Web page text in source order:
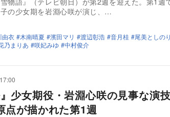
の少女期を岩淵心咲が演じ、…
由衣 木南晴夏 濱田マリ 渡辺彰浩 音月桂 尾美としのり
乃まりあ 咲妃みゆ 中村俊介
』少女期役・岩淵心咲の見事な
点が描かれた第1週